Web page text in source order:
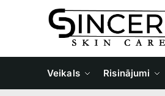
Veikals Risinājumi